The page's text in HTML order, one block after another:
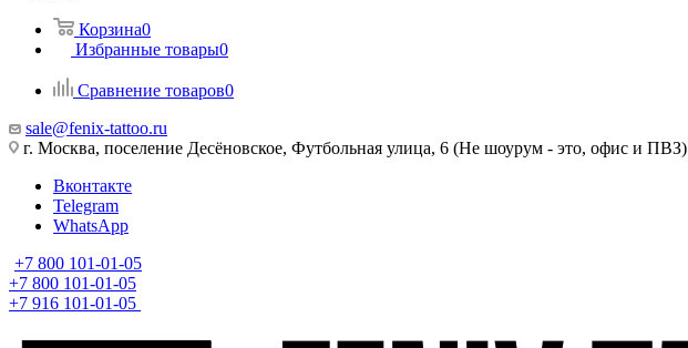
Корзина0
Избранные товары0
Сравнение товаров0
sale@fenix-tattoo.ru
г. Москва, поселение Десёновское, Футбольная улица, 6 (Не шоурум - это, офис и ПВЗ)
Вконтакте
Telegram
WhatsApp
+7 800 101-01-05
+7 800 101-01-05
+7 916 101-01-05